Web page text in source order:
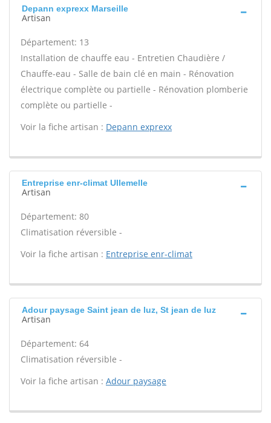
Depann exprexx Marseille
Artisan
Département: 13
Installation de chauffe eau - Entretien Chaudière /
Chauffe-eau - Salle de bain clé en main - Rénovation
électrique complète ou partielle - Rénovation plomberie
complète ou partielle -
Voir la fiche artisan : Depann exprexx
Entreprise enr-climat Ullemelle
Artisan
Département: 80
Climatisation réversible -
Voir la fiche artisan : Entreprise enr-climat
Adour paysage Saint jean de luz, St jean de luz
Artisan
Département: 64
Climatisation réversible -
Voir la fiche artisan : Adour paysage